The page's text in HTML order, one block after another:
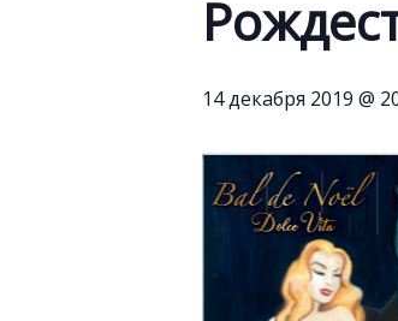
14 декабря 2019 @